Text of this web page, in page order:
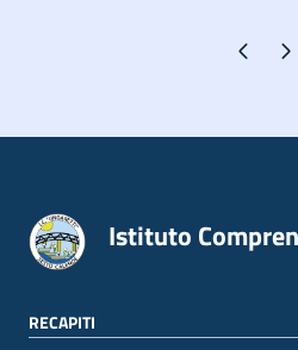
Pagina precedente
Pagina
Istituto
RECAPITI